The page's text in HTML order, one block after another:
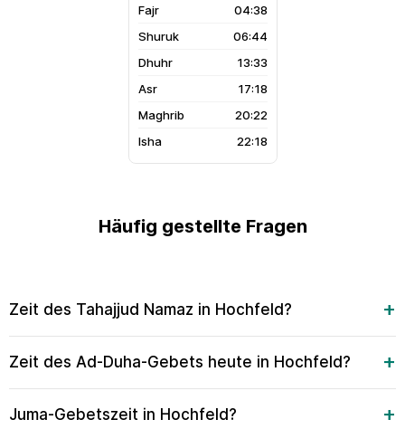
04:38
06:44
13:33
17:18
20:22
22:18
Häufig gestellte Fragen
Zeit des Tahajjud Namaz in Hochfeld?
Zeit des Ad-Duha-Gebets heute in Hochfeld?
Juma-Gebetszeit in Hochfeld?